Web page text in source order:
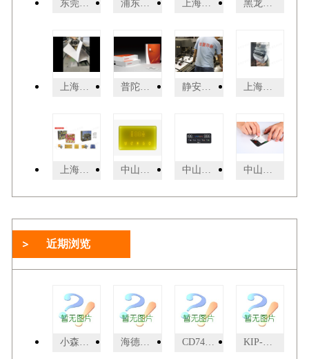
东莞宣传单数码打印报价单 东莞市新盛数码印刷供应 浦东新区普通彩盒印刷 上海世丰印刷供应 上海小家电精细包装销售厂家 欢迎来电 上海界龙艺术印刷供应 黑龙江丝印油墨防伪变色油墨 来电咨询 广州乐迪新材料科技供应
上海产品宣传手册彩印哪家靠谱 诚信经营 上海易材数码图文供应 上海精装精细包装供应商 欢迎来电 上海界龙艺术印刷供应
上海定制精细包装加工 欢迎来电 上海界龙艺术印刷供应 中山彩色薄膜开关市场报价 欢迎来电 中山市汇隆印务供应 中山四色pvc面板生产厂家 来电咨询 中山市汇隆印务供应 中山防潮pvc面板定制 欢迎来电 中山市汇隆印务供应
近期浏览
小森L-540SP2004年小森L-540SP,双层双面5+5 海德堡SM74-4H大四开四色 CD74-5+L-F海德堡 KIP-7100数码工程打印机/复印机/工程图